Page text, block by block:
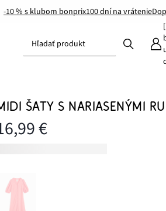
-10 % s klubom bonprix100 dní na vrátenie
Hľadať produkt
ŠATY S NARIASENÝMI
€